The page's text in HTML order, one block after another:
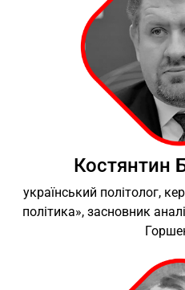
Костянтин
український політолог,
політика», засновник